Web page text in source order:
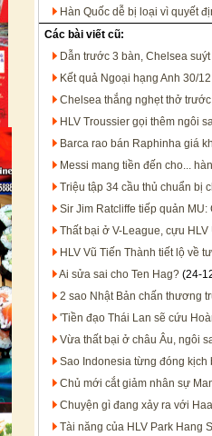
Hàn Quốc dễ bị loại vì quyết
Các bài viết cũ:
Dẫn trước 3 bàn, Chelsea
Kết quả Ngoại hạng Anh 30/
Chelsea thắng nghẹt thở
HLV Troussier gọi thêm ngôi
Barca rao bán Raphinha giá
Messi mang tiền đến cho...
Triệu tập 34 cầu thủ chuẩn bị
Sir Jim Ratcliffe tiếp quản
Thất bại ở V-League, cựu
HLV Vũ Tiến Thành tiết lộ về
Ai sửa sai cho Ten Hag? (24-
2 sao Nhật Bản chấn thương
'Tiền đạo Thái Lan sẽ cứu
Vừa thất bại ở châu Âu, ngôi
Sao Indonesia từng đóng
Chủ mới cắt giảm nhân sự
Chuyện gì đang xảy ra với
Tài năng của HLV Park Hang